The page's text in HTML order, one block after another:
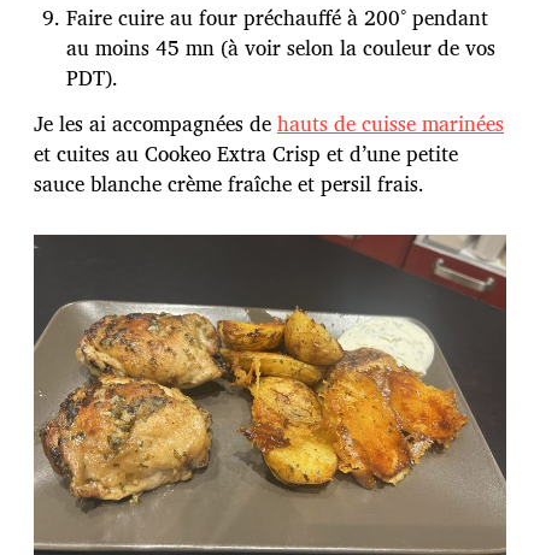
Faire cuire au four préchauffé à 200° pendant
au moins 45 mn (à voir selon la couleur de vos
PDT).
Je les ai accompagnées dehauts de cuisse marinées
et cuites au Cookeo Extra Crisp et d’une petite
sauce blanche crème fraîche et persil frais.